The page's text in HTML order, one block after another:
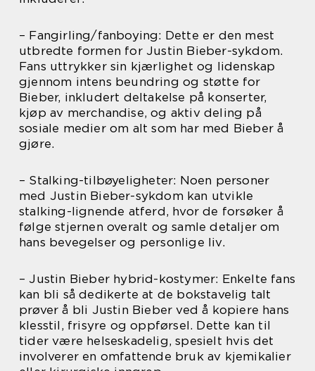
– Fangirling/fanboying: Dette er den mest
utbredte formen for Justin Bieber-sykdom.
Fans uttrykker sin kjærlighet og lidenskap
gjennom intens beundring og støtte for
Bieber, inkludert deltakelse på konserter,
kjøp av merchandise, og aktiv deling på
sosiale medier om alt som har med Bieber å
gjøre.
– Stalking-tilbøyeligheter: Noen personer
med Justin Bieber-sykdom kan utvikle
stalking-lignende atferd, hvor de forsøker å
følge stjernen overalt og samle detaljer om
hans bevegelser og personlige liv.
– Justin Bieber hybrid-kostymer: Enkelte fans
kan bli så dedikerte at de bokstavelig talt
prøver å bli Justin Bieber ved å kopiere hans
klesstil, frisyre og oppførsel. Dette kan til
tider være helseskadelig, spesielt hvis det
involverer en omfattende bruk av kjemikalier